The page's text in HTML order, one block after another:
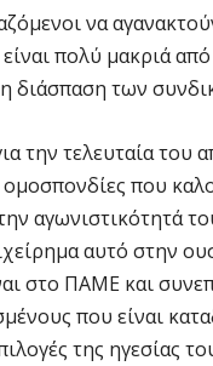
να
πολύ μακριά
διάσπαση των
την τελευταία
ομοσπονδίες που
αγωνιστικότητά
αυτό στην
στο ΠΑΜΕ και
που είναι
της ηγεσίας